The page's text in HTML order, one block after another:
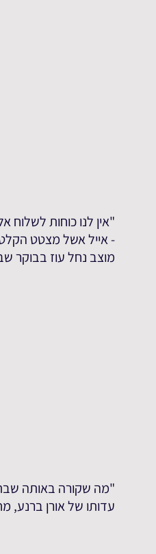
"אין לנו כוחות
- אייל אשל מצטט
מוצב נחל עוז בבוקר
"מה שקורה באותה שבת
עדותו של אורן